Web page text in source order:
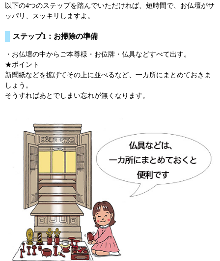
以下の4つのステップを踏んでいただければ、短時間で、お仏壇がサ
ッパリ、スッキリしますよ。
ステップ1：お掃除の準備
・お仏壇の中からご本尊様・お位牌・仏具などすべて出す。
★ポイント
新聞紙などを拡げてその上に並べるなど、一カ所にまとめておきま
しょう。
そうすればあとでしまい忘れが無くなります。